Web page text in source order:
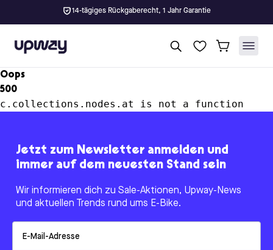
14-tägiges Rückgaberecht, 1 Jahr Garantie
Upway
Oops
500
c.collections.nodes.at is not a function
Jetzt zum Newsletter anmelden und
immer auf dem neuesten Stand sein
Wir informieren dich zu Sale-Aktionen, Upway-News
und aktuellen Trends rund ums E-Bike.